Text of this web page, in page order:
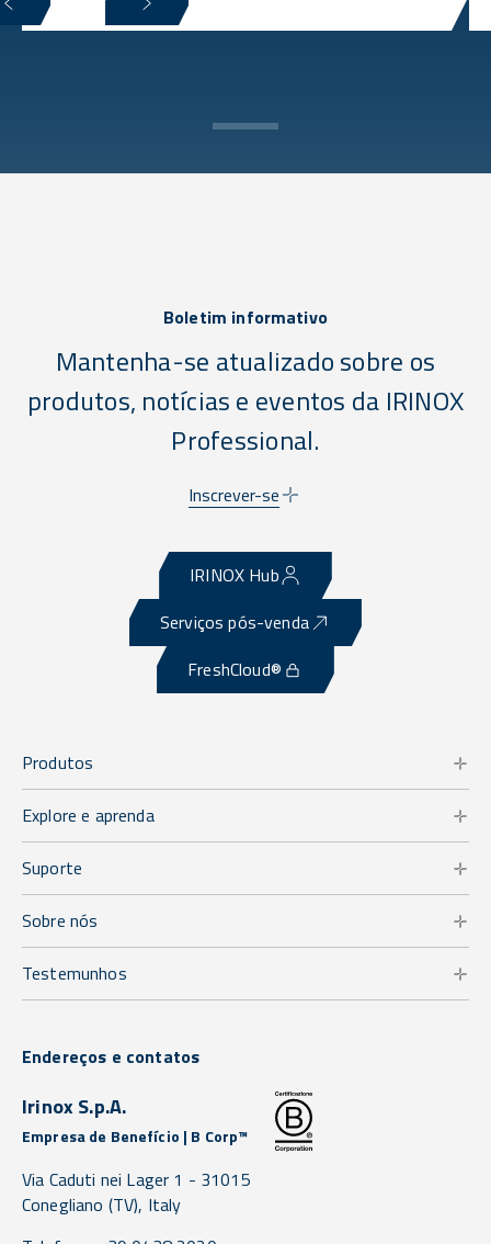
Boletim informativo
Mantenha-se atualizado sobre os
produtos, notícias e eventos da IRINOX
Professional.
Inscrever-se
IRINOX Hub
Serviços pós-venda
FreshCloud®
Produtos
Explore e aprenda
Suporte
Sobre nós
Testemunhos
Endereços e contatos
Irinox S.p.A.
Empresa de Benefício | B Corp™
Via Caduti nei Lager 1 - 31015
Conegliano (TV), Italy